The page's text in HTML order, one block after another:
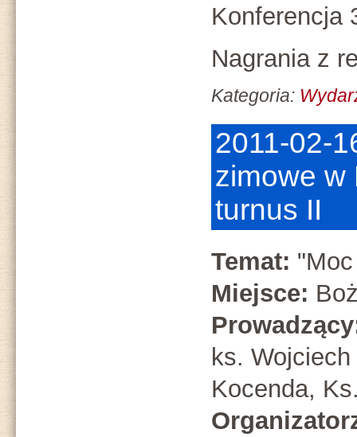
Konferencja
Nagrania z
Kategoria:
2011-02-
zimowe w
turnus II
Temat: "Moc
Miejsce:
ks.
Kocenda,